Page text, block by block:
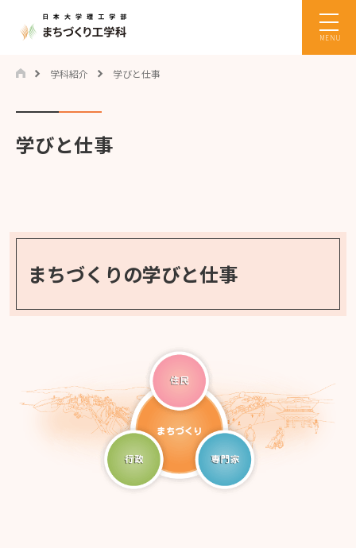
MENU
学科紹介 学びと仕事
学びと仕事
まちづくりの学びと仕事